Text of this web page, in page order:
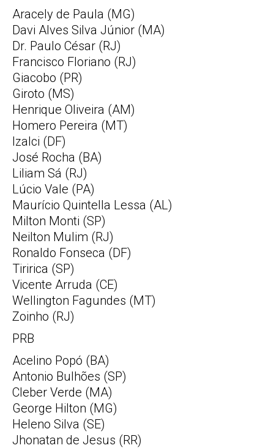
Aracely de Paula (MG)
Davi Alves Silva Júnior (MA)
Dr. Paulo César (RJ)
Francisco Floriano (RJ)
Giacobo (PR)
Giroto (MS)
Henrique Oliveira (AM)
Homero Pereira (MT)
Izalci (DF)
José Rocha (BA)
Liliam Sá (RJ)
Lúcio Vale (PA)
Maurício Quintella Lessa (AL)
Milton Monti (SP)
Neilton Mulim (RJ)
Ronaldo Fonseca (DF)
Tiririca (SP)
Vicente Arruda (CE)
Wellington Fagundes (MT)
Zoinho (RJ)
PRB
Acelino Popó (BA)
Antonio Bulhões (SP)
Cleber Verde (MA)
George Hilton (MG)
Heleno Silva (SE)
Jhonatan de Jesus (RR)